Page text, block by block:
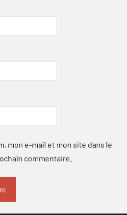
mon e-mail et mon site dans le
commentaire.